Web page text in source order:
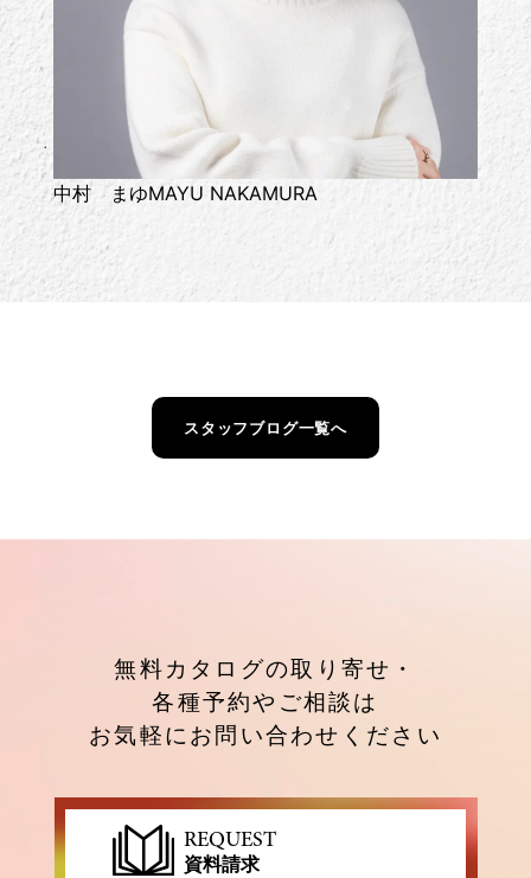
中村 まゆMAYU NAKAMURA
スタッフブログ一覧へ
無料カタログの取り寄せ・
各種予約やご相談は
お気軽にお問い合わせください
REQUEST
資料請求